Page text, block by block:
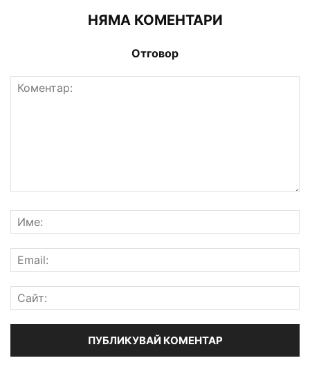
НЯМА КОМЕНТАРИ
Отговор